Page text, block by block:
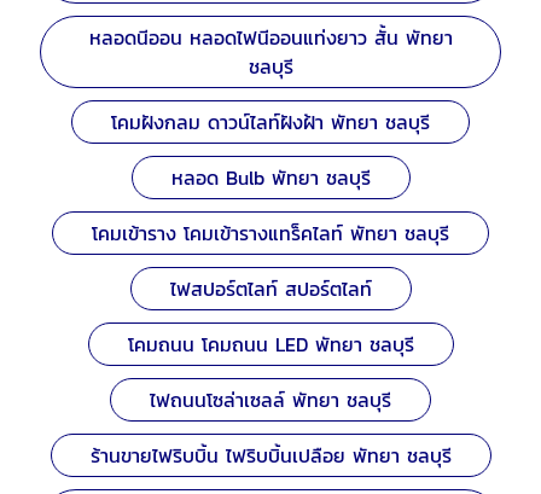
หลอดนีออน หลอดไฟนีออนแท่งยาว สั้น พัทยา
ชลบุรี
โคมฝังกลม ดาวน์ไลท์ฝังฝ้า พัทยา ชลบุรี
หลอด Bulb พัทยา ชลบุรี
โคมเข้าราง โคมเข้ารางแทร็คไลท์ พัทยา ชลบุรี
ไฟสปอร์ตไลท์ สปอร์ตไลท์
โคมถนน โคมถนน LED พัทยา ชลบุรี
ไฟถนนโซล่าเซลล์ พัทยา ชลบุรี
ร้านขายไฟริบบิ้น ไฟริบบิ้นเปลือย พัทยา ชลบุรี